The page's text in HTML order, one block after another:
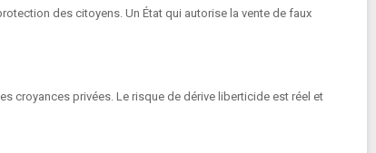
des citoyens. Un État qui autorise la vente de faux
croyances privées. Le risque de dérive liberticide est réel et